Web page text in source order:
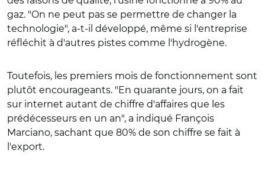
gaz. "On ne peut pas se permettre de changer la
technologie", a-t-il développé, même si l'entreprise
réfléchit à d'autres pistes comme l'hydrogène.
Toutefois, les premiers mois de fonctionnement sont
plutôt encourageants. "En quarante jours, on a fait
sur internet autant de chiffre d'affaires que les
prédécesseurs en un an", a indiqué François
Marciano, sachant que 80% de son chiffre se fait à
l'export.